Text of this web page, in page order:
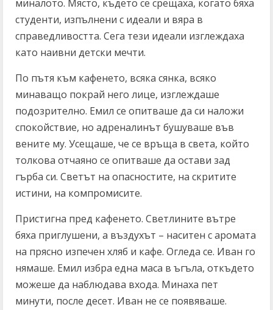
миналото. Място, където се срещаха, когато бяха
студенти, изпълнени с идеали и вяра в
справедливостта. Сега тези идеали изглеждаха
като наивни детски мечти.
По пътя към кафенето, всяка сянка, всяко
минаващо покрай него лице, изглеждаше
подозрително. Емил се опитваше да си наложи
спокойствие, но адреналинът бушуваше във
вените му. Усещаше, че се връща в света, който
толкова отчаяно се опитваше да остави зад
гърба си. Светът на опасностите, на скритите
истини, на компромисите.
Пристигна пред кафенето. Светлините вътре
бяха приглушени, а въздухът – наситен с аромата
на прясно изпечен хляб и кафе. Огледа се. Иван го
нямаше. Емил избра една маса в ъгъла, откъдето
можеше да наблюдава входа. Минаха пет
минути, после десет. Иван не се появяваше.